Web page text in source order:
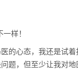
样！
的心态，我还是试
题，但至少让我对地